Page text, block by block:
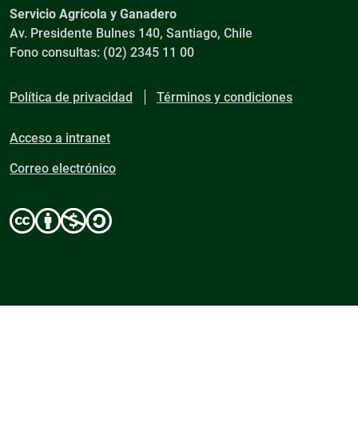
Servicio Agrícola y Ganadero
Av. Presidente Bulnes 140, Santiago, Chile
Fono consultas: (02) 2345 11 00
Política de privacidad Términos y condiciones
Acceso a intranet
Correo electrónico